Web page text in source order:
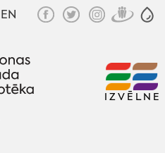
EN
IZVĒLNE